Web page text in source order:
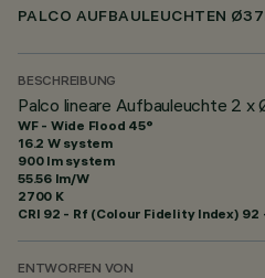
PALCO AUFBAULEUCHTEN
BESCHREIBUNG
Palco lineare Aufbauleuchte 2
WF - Wide Flood 45°
16.2 W system
900 lm system
55.56 lm/W
2700 K
CRI 92 - Rf (Colour Fidelity Index) 92 -
ENTWORFEN VON